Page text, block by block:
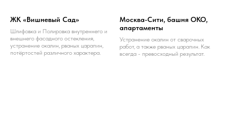
ЖК «Вишневый Сад»
Шлифовка и Полировка внутреннего и
внешнего фасадного остекления,
устранение окалин, рваных царапин,
потёртостей различного характера.
Москва-Сити, башня ОКО,
апартаменты
Устранение окалин от сварочных
работ, а также рваных царапин. Как
всегда - превосходный результат.